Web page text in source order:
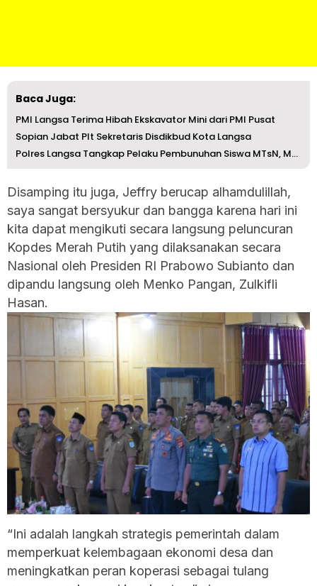
Baca Juga:
PMI Langsa Terima Hibah Ekskavator Mini dari PMI Pusat
Sopian Jabat Plt Sekretaris Disdikbud Kota Langsa
Polres Langsa Tangkap Pelaku Pembunuhan Siswa MTsN, Mayat...
Disamping itu juga, Jeffry berucap alhamdulillah,
saya sangat bersyukur dan bangga karena hari ini
kita dapat mengikuti secara langsung peluncuran
Kopdes Merah Putih yang dilaksanakan secara
Nasional oleh Presiden RI Prabowo Subianto dan
dipandu langsung oleh Menko Pangan, Zulkifli
Hasan.
“Ini adalah langkah strategis pemerintah dalam
memperkuat kelembagaan ekonomi desa dan
meningkatkan peran koperasi sebagai tulang